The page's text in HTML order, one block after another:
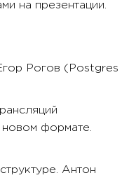
на презентации.
Рогов (Postgres
формате.
Антон